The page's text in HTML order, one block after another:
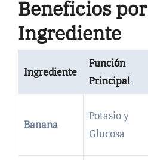
Beneficios por
Ingrediente
Ingrediente
Función
Principal
Banana
Potasio y
Glucosa